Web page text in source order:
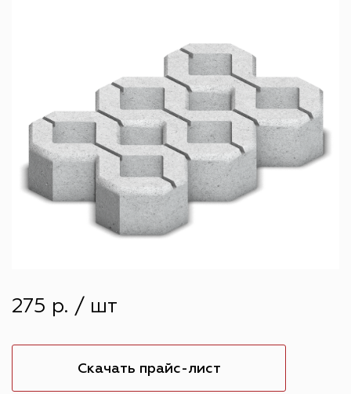
275 р. / шт
Скачать прайс-лист